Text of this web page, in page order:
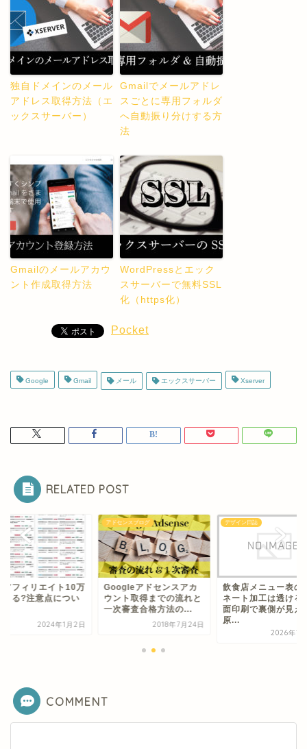
独自ドメインのメール
アドレス取得方法（エ
ックスサーバー）
Gmailでメールアドレ
スごとに専用フォルダ
へ自動振り分けする方
法
Gmailのメールアカウ
ント作成取得方法
WordPressとエック
スサーバーで無料SSL
化（https化）
Pocket
Google Gmail メール エックスサーバー Xserver
RELATED POST
ンスブログ
アドセンスアカ
ト取得までの流れと
2018年7月24日
デザイン日誌
飲食店メニュー表のラミ
ネート加工は透ける？両
面印刷で裏側が見える
全記事
自己アフィリエイト
円できる?注意点に
ても
COMMENT